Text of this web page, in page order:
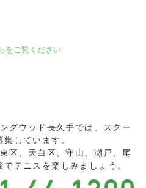
をご覧ください
グウッド長久手では、スクー
しています。
区、天白区、守山、瀬戸、尾
テニスを楽しみましょう。